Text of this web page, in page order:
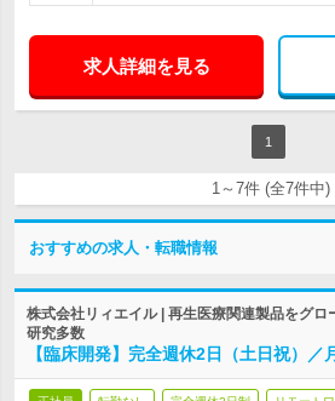
求人詳細を見る
1
1～7件 (全7件中)
おすすめの求人・転職情報
株式会社リィエイル | 再生医療関連製品をグロ
研究多数
【臨床開発】完全週休2日（土日祝）／